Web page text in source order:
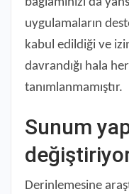
uygulamaların
kabul edildiği ve
davrandığı hala
tanımlanmamıştır.
Sunum
Derinlemesine